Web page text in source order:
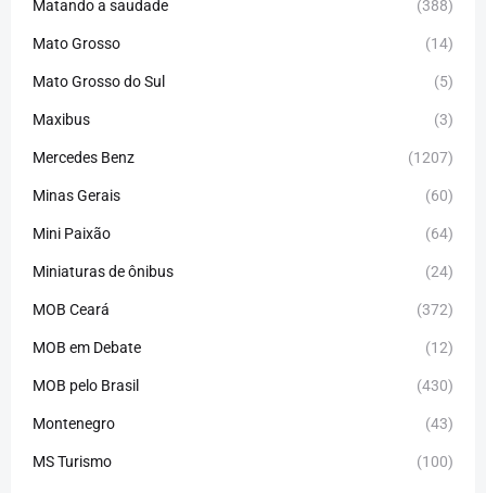
Matando a saudade (388)
Mato Grosso (14)
Mato Grosso do Sul (5)
Maxibus (3)
Mercedes Benz (1207)
Minas Gerais (60)
Mini Paixão (64)
Miniaturas de ônibus (24)
MOB Ceará (372)
MOB em Debate (12)
MOB pelo Brasil (430)
Montenegro (43)
MS Turismo (100)